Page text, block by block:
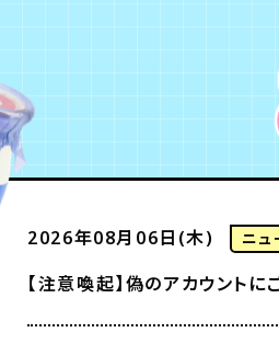
2026年08月06日(木) ニュ
【注意喚起】偽のアカウントに